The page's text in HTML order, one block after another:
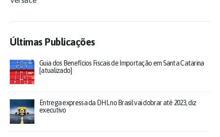
Últimas Publicações
Guia dos Benefícios Fiscais de Importação em Santa Catarina
[atualizado]
Entrega expressa da DHL no Brasil vai dobrar até 2023, diz
executivo